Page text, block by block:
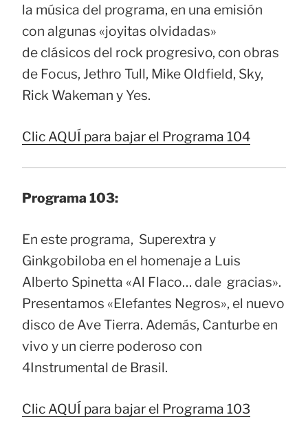
la música del programa, en una emisión
con algunas «joyitas olvidadas»
de clásicos del rock progresivo, con obras
de Focus, Jethro Tull, Mike Oldfield, Sky,
Rick Wakeman y Yes.
Clic AQUÍ para bajar el Programa 104
Programa 103:
En este programa, Superextra y
Ginkgobiloba en el homenaje a Luis
Alberto Spinetta «Al Flaco… dale gracias».
Presentamos «Elefantes Negros», el nuevo
disco de Ave Tierra. Además, Canturbe en
vivo y un cierre poderoso con
4Instrumental de Brasil.
Clic AQUÍ para bajar el Programa 103